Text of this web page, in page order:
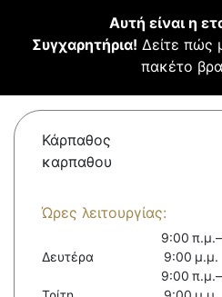
Αυτή είναι η
Συγχαρητήρια! Δείτε πώς
πακέτο
Κάρπαθος
καρπαθου
Ώρες λειτουργίας:
Δευτέρα
9:00 π.μ.–
9:00 μ.μ.
9:00 π.μ.–